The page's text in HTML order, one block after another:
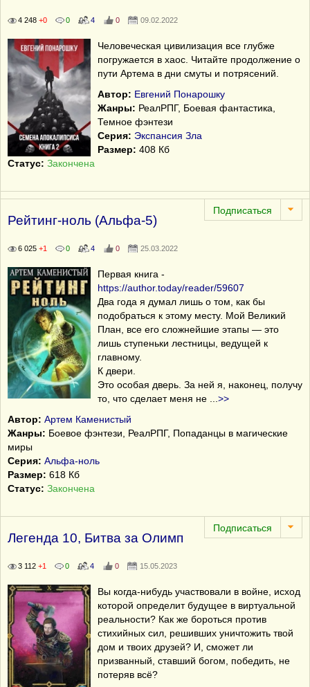
4 248 +0 0 4 0 09.02.2022
Человеческая цивилизация все глубже
погружается в хаос. Читайте продолжение о
пути Артема в дни смуты и потрясений.
Автор: Евгений Понарошку
Жанры: РеалРПГ, Боевая фантастика,
Темное фэнтези
Серия: Экспансия Зла
Размер: 408 Кб
Статус: Закончена
Рейтинг-ноль (Альфа-5)
6 025 +1 0 4 0 25.03.2022
Первая книга -
https://author.today/reader/59607
Два года я думал лишь о том, как бы
подобраться к этому месту. Мой Великий
План, все его сложнейшие этапы — это
лишь ступеньки лестницы, ведущей к
главному.
К двери.
Это особая дверь. За ней я, наконец, получу
то, что сделает меня не
>>
Автор: Артем Каменистый
Жанры: Боевое фэнтези, РеалРПГ, Попаданцы в магические
миры
Серия: Альфа-ноль
Размер: 618 Кб
Статус: Закончена
Легенда 10, Битва за Олимп
3 112 +1 0 4 0 15.05.2023
Вы когда-нибудь участвовали в войне, исход
которой определит будущее в виртуальной
реальности? Как же бороться против
стихийных сил, решивших уничтожить твой
дом и твоих друзей? И, сможет ли
призванный, ставший богом, победить, не
потеряв всё?